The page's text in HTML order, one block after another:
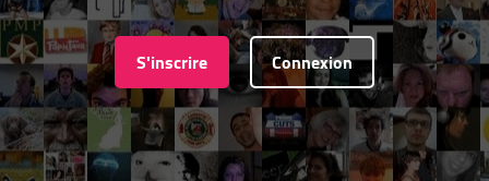
S'inscrire Connexion